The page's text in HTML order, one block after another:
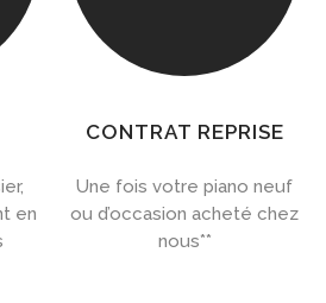
en
CONTRAT REPRISE
Une fois votre piano neuf
ou d’occasion acheté chez
nous**